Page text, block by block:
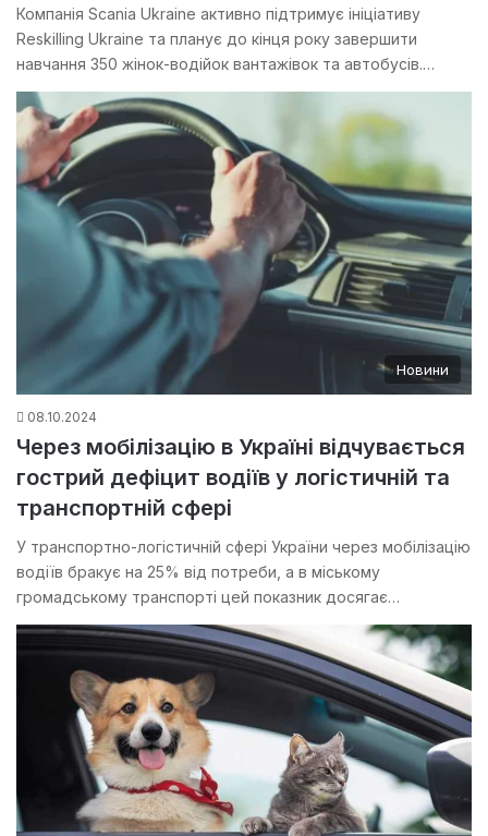
Компанія Scania Ukraine активно підтримує ініціативу
Reskilling Ukraine та планує до кінця року завершити
навчання 350 жінок-водійок вантажівок та автобусів.…
Новини
08.10.2024
Через мобілізацію в Україні відчувається
гострий дефіцит водіїв у логістичній та
транспортній сфері
У транспортно-логістичній сфері України через мобілізацію
водіїв бракує на 25% від потреби, а в міському
громадському транспорті цей показник досягає…